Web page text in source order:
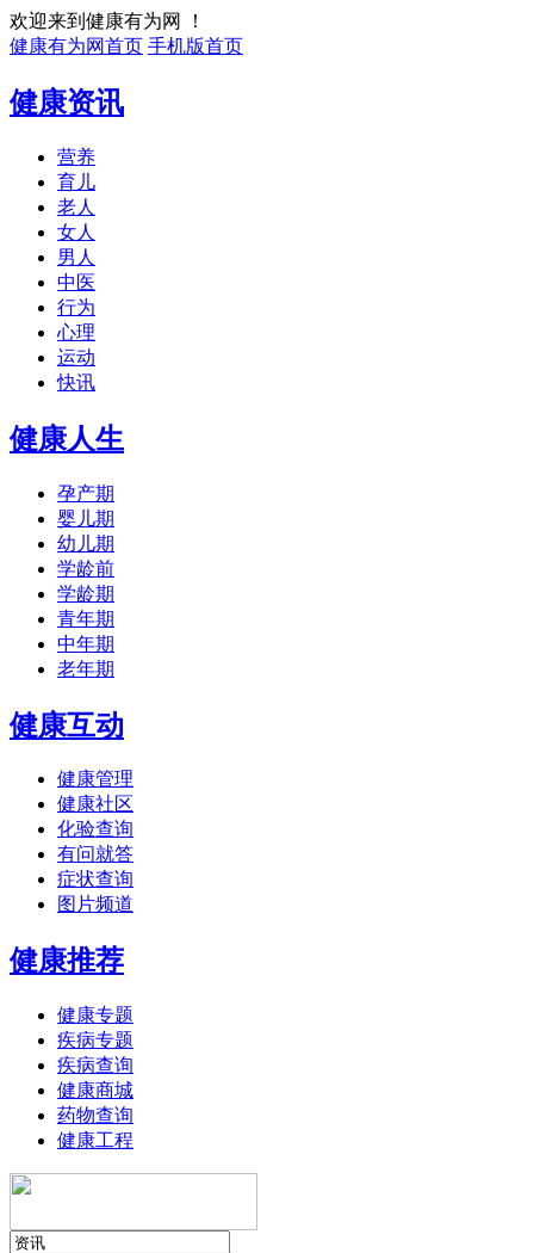
欢迎来到健康有为网 ！
健康有为网首页 手机版首页
健康资讯
营养
育儿
老人
女人
男人
中医
行为
心理
运动
快讯
健康人生
孕产期
婴儿期
幼儿期
学龄前
学龄期
青年期
中年期
老年期
健康互动
健康管理
健康社区
化验查询
有问就答
症状查询
图片频道
健康推荐
健康专题
疾病专题
疾病查询
健康商城
药物查询
健康工程